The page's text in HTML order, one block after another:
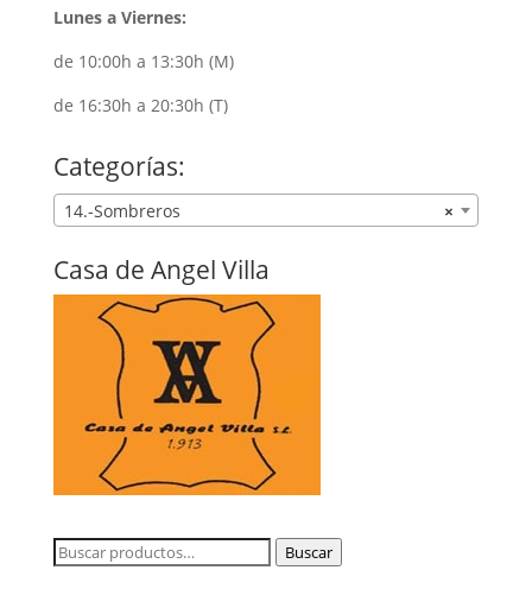
Lunes a Viernes:
de 10:00h a 13:30h (M)
de 16:30h a 20:30h (T)
Categorías:
×
14.-Sombreros
Casa de Angel Villa
Buscar
Buscar